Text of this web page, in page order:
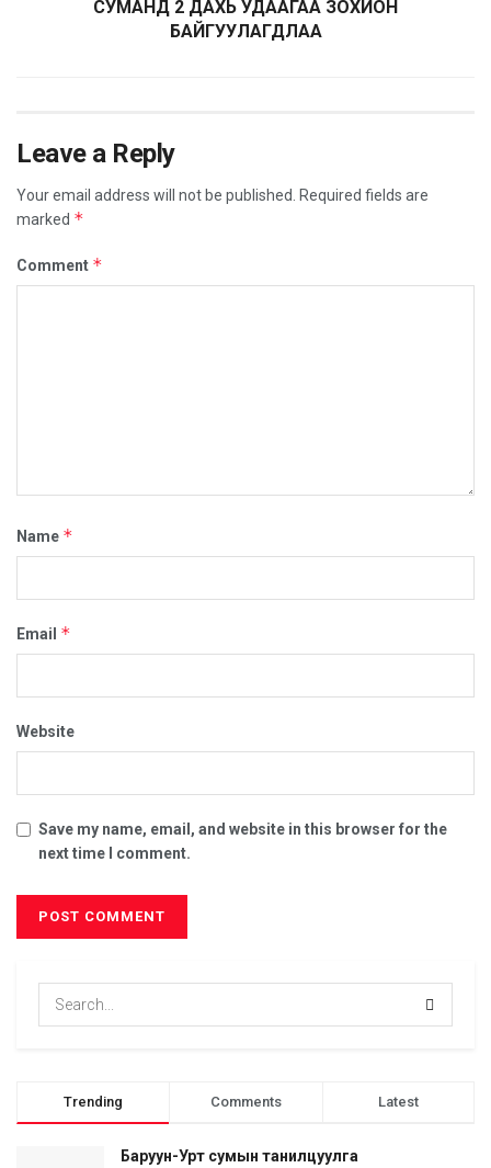
СУМАНД 2 ДАХЬ УДААГАА ЗОХИОН
БАЙГУУЛАГДЛАА
Leave a Reply
Your email address will not be published.
Required fields are
marked *
Comment *
Name *
Email *
Website
Save my name, email, and website in this browser for the
next time I comment.
Trending Comments Latest
Баруун-Урт сумын танилцуулга